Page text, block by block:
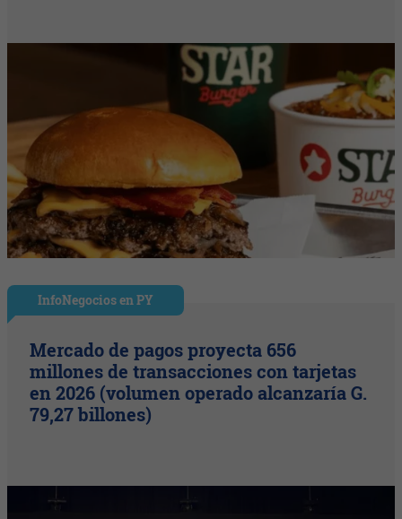
InfoNegocios en PY
Mercado de pagos proyecta 656
millones de transacciones con tarjetas
en 2026 (volumen operado alcanzaría G.
79,27 billones)